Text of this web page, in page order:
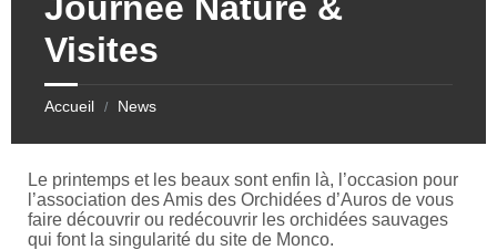
Visites
Accueil / News
Le printemps et les beaux sont enfin là, l’occasion pour
l’association des Amis des Orchidées d’Auros de vous
faire découvrir ou redécouvrir les orchidées sauvages
qui font la singularité du site de Monco.